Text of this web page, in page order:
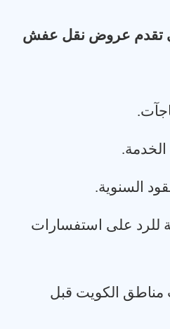
تقدم عروض نقل عفش
.
الخدمة.
السنوية.
متاح 24 ساعة للرد على استفسارات
مناطق الكويت قبل